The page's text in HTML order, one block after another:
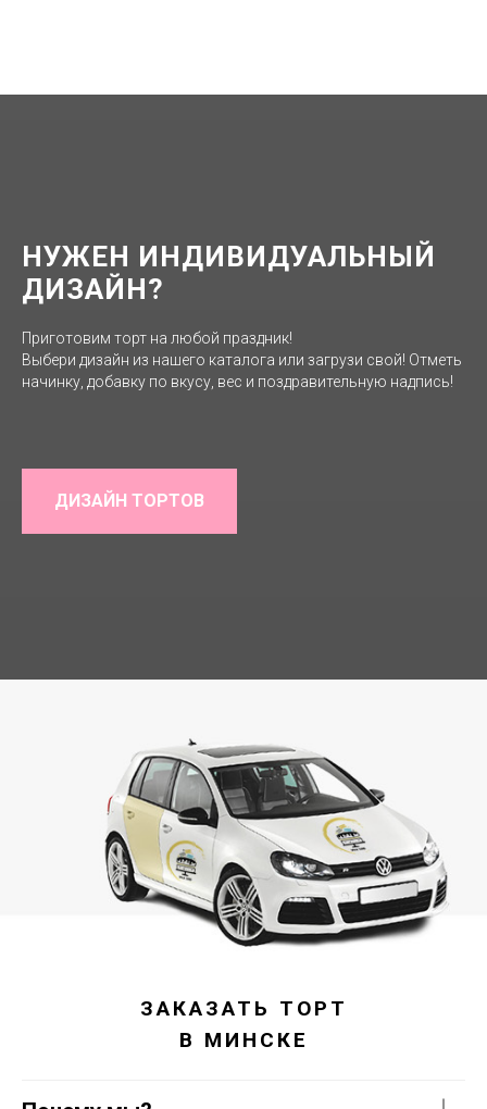
НУЖЕН ИНДИВИДУАЛЬНЫЙ
ДИЗАЙН?
Приготовим торт на любой праздник!
Выбери дизайн из нашего каталога или загрузи свой! Отметь
начинку, добавку по вкусу, вес и поздравительную надпись!
ДИЗАЙН ТОРТОВ
ЗАКАЗАТЬ ТОРТ
В МИНСКЕ